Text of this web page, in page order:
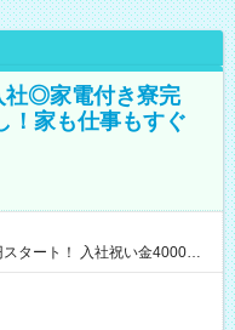
社◎家電付き寮完
！家も仕事もすぐ
タート！ 入社祝い金4000円